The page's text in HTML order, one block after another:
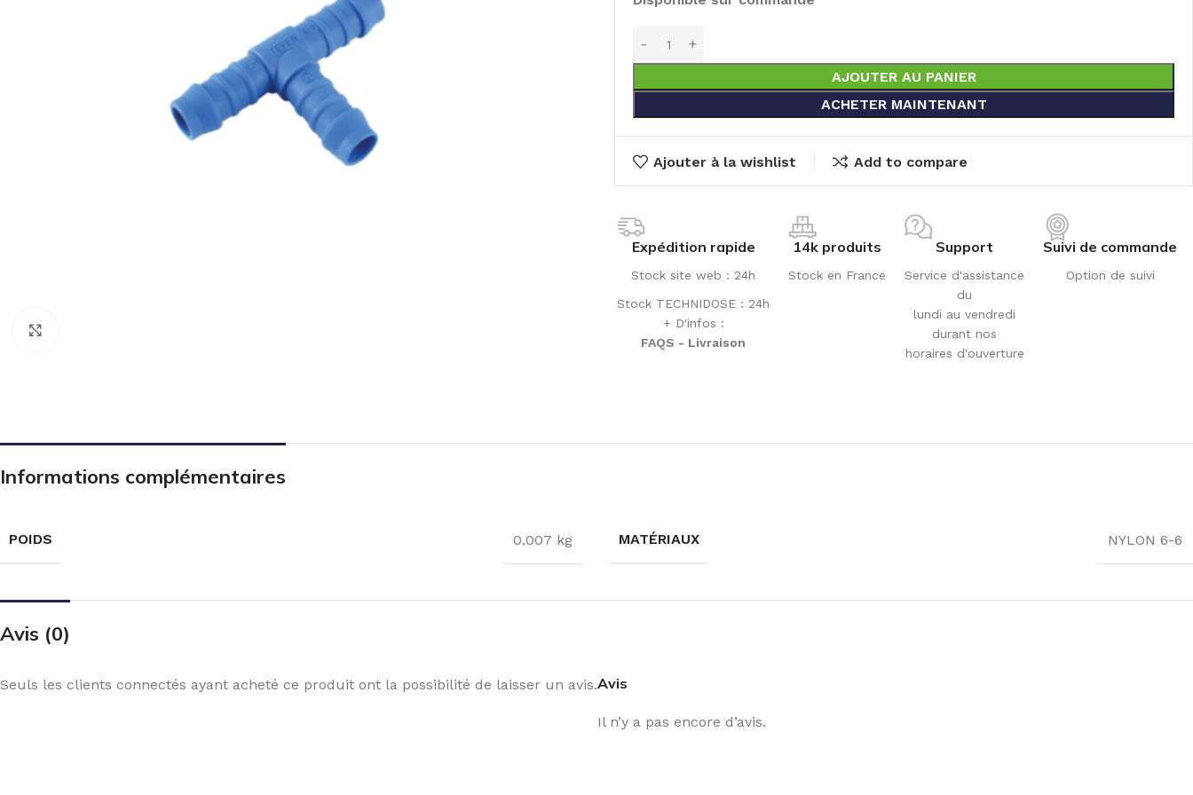
AJOUTER AU PANIER
ACHETER MAINTENANT
Ajouter à la wishlist Add to compare
Expédition rapide
Stock site web : 24h
Stock TECHNIDOSE : 24h
+ D'infos :
FAQS - Livraison
14k produits
Stock en France
Support
Service d'assistance
du
lundi au vendredi
durant nos
horaires d'ouverture
Suivi de commande
Option de suivi
Informations complémentaires
POIDS 0.007 kg MATÉRIAUX NYLON 6-6
Avis (0)
Avis
Il n’y a pas encore d’avis.
Seuls les clients connectés ayant acheté ce produit ont la possibilité de laisser un avis.